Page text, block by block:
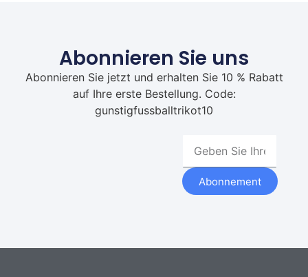
Abonnieren Sie uns
Abonnieren Sie jetzt und erhalten Sie 10 % Rabatt
auf Ihre erste Bestellung. Code:
gunstigfussballtrikot10
Abonnement